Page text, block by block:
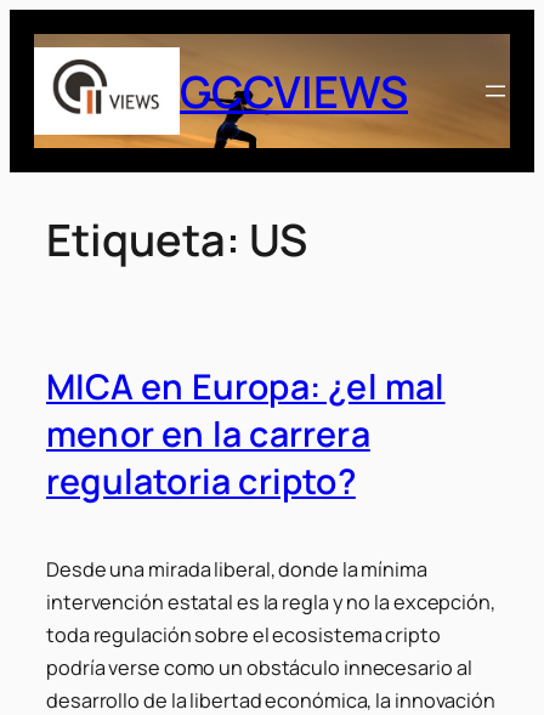
Saltar
contenido
GCCVIEWS
Etiqueta: US
MICA en Europa: ¿el mal
menor en la carrera
regulatoria cripto?
Desde una mirada liberal, donde la mínima
intervención estatal es la regla y no la excepción,
toda regulación sobre el ecosistema cripto
podría verse como un obstáculo innecesario al
desarrollo de la libertad económica, la innovación